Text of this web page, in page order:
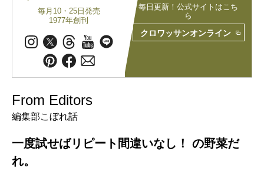
毎月10・25日発売
1977年創刊
毎日更新！公式サイトはこち
ら
クロワッサンオンライン
From Editors
編集部こぼれ話
一度試せばリピート間違いなし！ の野菜だ
れ。